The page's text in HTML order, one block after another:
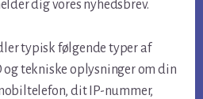
dig vores nyhedsbrev.
typisk følgende typer af
tekniske oplysninger om din
dit IP-nummer,